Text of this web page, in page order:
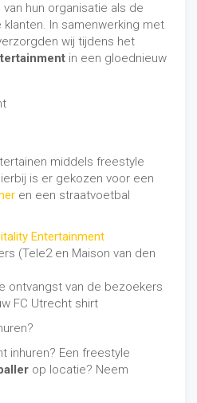
hun organisatie als de
In samenwerking met
verzorgden wij tijdens het
in een gloednieuw
middels freestyle
is er gekozen voor een
en een straatvoetbal
Entertainment
(Tele2 en Maison van den
ontvangst van de bezoekers
FC Utrecht shirt
inhuren? Een freestyle
op locatie? Neem